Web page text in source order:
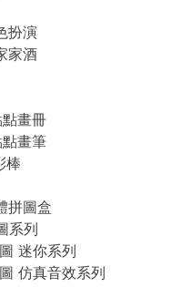
扮演
家酒
畫冊
畫筆
棒
拼圖盒
系列
迷你系列
仿真音效系列